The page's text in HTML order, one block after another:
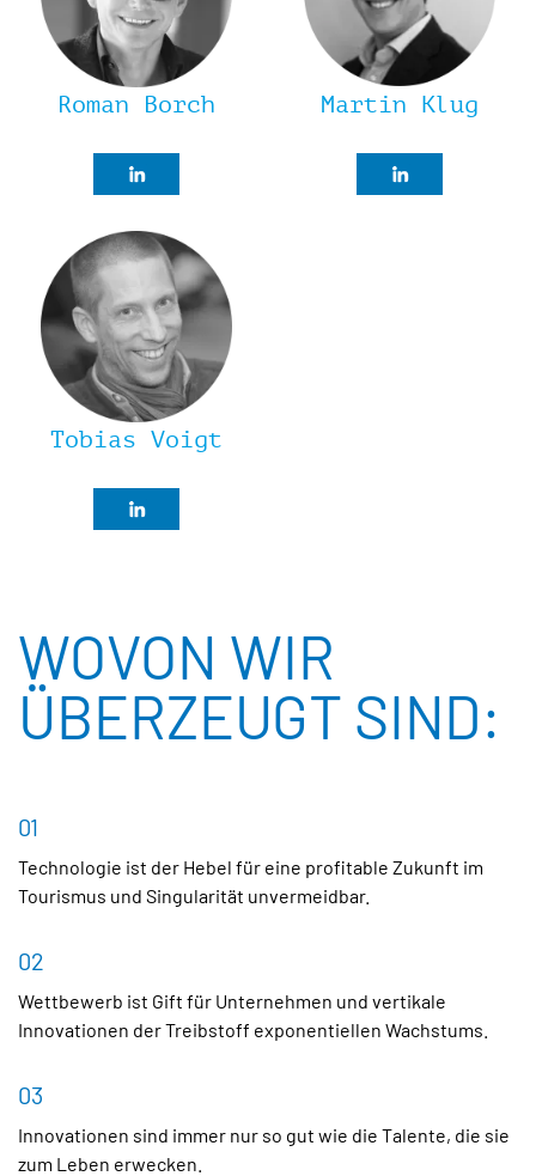
Roman Borch Martin Klug
Tobias Voigt
WOVON WIR
ÜBERZEUGT SIND:
01
Technologie ist der Hebel für eine profitable Zukunft im
Tourismus und Singularität unvermeidbar.
02
Wettbewerb ist Gift für Unternehmen und vertikale
Innovationen der Treibstoff exponentiellen Wachstums.
03
Innovationen sind immer nur so gut wie die Talente, die sie
zum Leben erwecken.